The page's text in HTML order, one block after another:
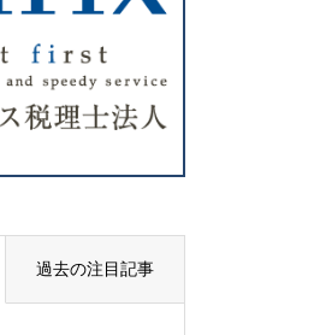
過去の注目記事